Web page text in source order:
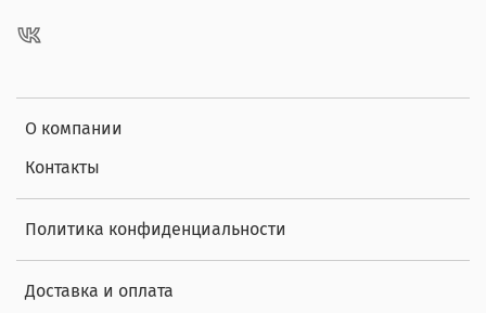
О компании
Контакты
Политика конфиденциальности
Доставка и оплата